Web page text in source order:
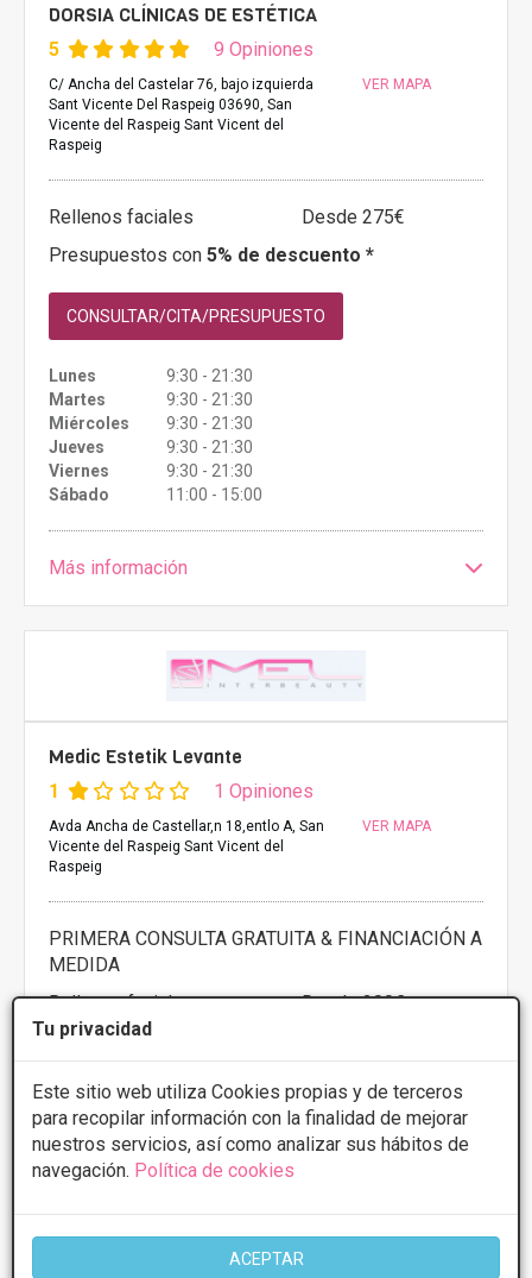
Tu privacidad
Este sitio web utiliza Cookies propias y de terceros
para recopilar información con la finalidad de mejorar
nuestros servicios, así como analizar sus hábitos de
navegación. Política de cookies
ACEPTAR
DORSIA CLÍNICAS DE ESTÉTICA
5 9 Opiniones
C/ Ancha del Castelar 76, bajo izquierda
Sant Vicente Del Raspeig 03690, San
Vicente del Raspeig Sant Vicent del
Raspeig
VER MAPA
Rellenos faciales
Desde 275€
Presupuestos con 5% de descuento *
CONSULTAR/CITA/PRESUPUESTO
Lunes
9:30 - 21:30
Martes
9:30 - 21:30
Miércoles
9:30 - 21:30
Jueves
9:30 - 21:30
Viernes
9:30 - 21:30
Sábado
11:00 - 15:00
Más información
Medic Estetik Levante
1 1 Opiniones
Avda Ancha de Castellar,n 18,entlo A, San
Vicente del Raspeig Sant Vicent del
Raspeig
VER MAPA
PRIMERA CONSULTA GRATUITA & FINANCIACIÓN A
MEDIDA
Rellenos faciales
Desde 200€
Presupuestos con
CONSULTAR/CITA/PRESUPUESTO